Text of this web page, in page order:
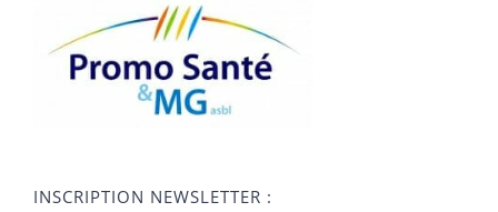
INSCRIPTION NEWSLETTER :